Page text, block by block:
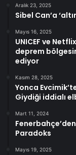
Aralık 23, 2025
Sibel Can’a
Mayıs 16, 2025
UNICEF ve
deprem
ediyor
Kasım 28, 2025
Yonca
Giydiği iddialı
Mart 11, 2024
Paradoks
Mayıs 19, 2025